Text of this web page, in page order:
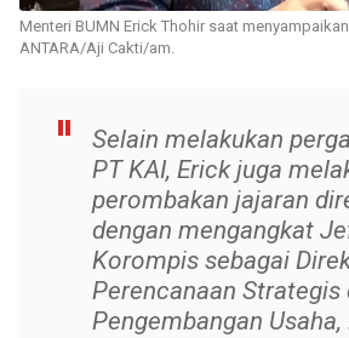
Menteri BUMN Erick Thohir saat
ANTARA/Aji Cakti/am.
Selain melakukan
PT KAI, Erick juga
perombakan jajaran
dengan mengangkat
Korompis sebagai
Perencanaan Strategis
Pengembangan Usaha,